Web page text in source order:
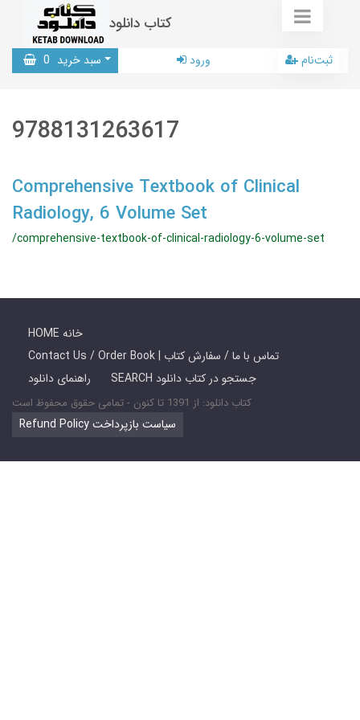
کتاب دانلود
سبد خرید 0 ورود ثبت‌نام
9788131263617
Comprehensive Textbook of Clinical
Radiology, 6 Volume Set
/comprehensive-textbook-of-clinical-radiology-6-volume-set
HOME خانه
Contact Us / Order Book | تماس با ما / سفارش کتاب
راهنمای دانلود
SEARCH جستجو در کتاب دانلود
کتاب دانلود: از 1391 تا کنون - تمامی حقوق محفوظ است
Refund Policy سیاست بازپرداخت